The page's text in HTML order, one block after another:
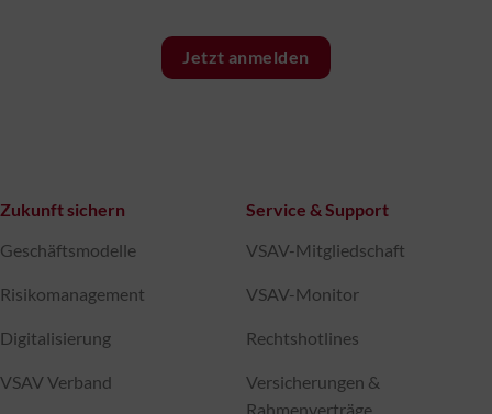
Jetzt anmelden
Zukunft sichern
Geschäftsmodelle
Risikomanagement
Digitalisierung
VSAV Verband
Service & Support
VSAV-Mitgliedschaft
VSAV-Monitor
Rechtshotlines
Versicherungen &
Rahmenverträge